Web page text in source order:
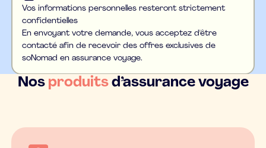
Vos informations personnelles resteront strictement
confidentielles
En envoyant votre demande, vous acceptez d'être
contacté afin de recevoir des offres exclusives de
soNomad en assurance voyage.
Nos produitsd’assurance voyage